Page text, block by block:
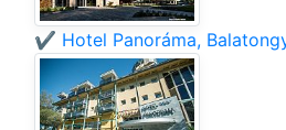
✔️ Hotel Panoráma,